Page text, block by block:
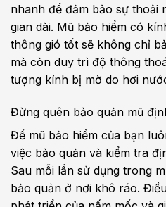
nhanh để đảm bảo sự thoải
gian dài. Mũ bảo hiểm có
thông gió tốt sẽ không chỉ
mà còn duy trì độ thông
tượng kính bị mờ do hơi
Đừng quên bảo quản mũ
Để mũ bảo hiểm của bạn
việc bảo quản và kiểm tra
Sau mỗi lần sử dụng trong
bảo quản ở nơi khô ráo.